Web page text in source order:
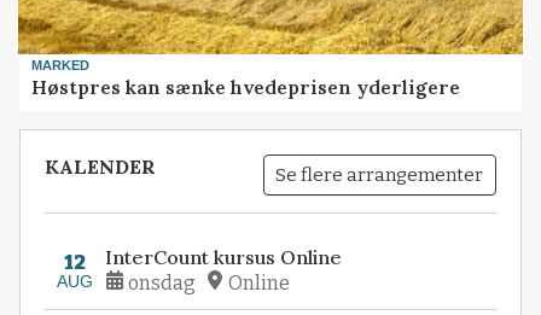
MARKED
Høstpres kan sænke hvedeprisen yderligere
KALENDER Se flere arrangementer
12
AUG
InterCount kursus Online
onsdag Online